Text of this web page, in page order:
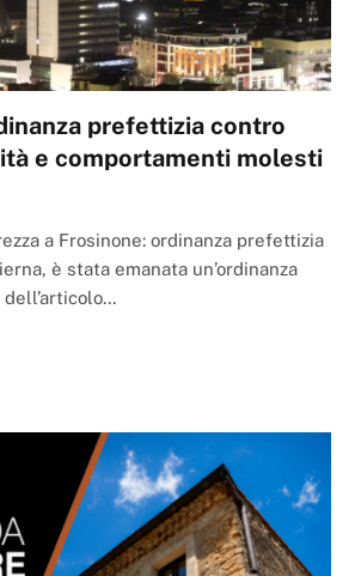
prefettizia contro
e comportamenti molesti
a Frosinone: ordinanza prefettizia
è stata emanata un’ordinanza